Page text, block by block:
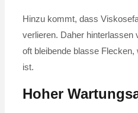
Hinzu kommt, dass
verlieren. Daher hinterlassen
oft bleibende blasse Flecken,
ist.
Hoher